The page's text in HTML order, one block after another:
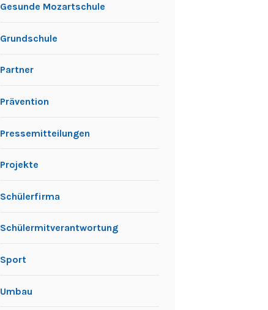
Gesunde Mozartschule
Grundschule
Partner
Prävention
Pressemitteilungen
Projekte
Schülerfirma
Schülermitverantwortung
Sport
Umbau